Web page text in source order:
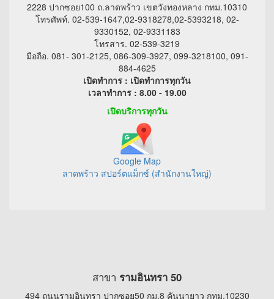
2228 ปากซอย100 ถ.ลาดพร้าว เขตวังทองหลาง กทม.10310
โทรศัพท์. 02-539-1647,02-9318278,02-5393218, 02-
9330152, 02-9331183
โทรสาร. 02-539-3219
มือถือ. 081- 301-2125, 086-309-3927, 099-3218100, 091-
884-4625
เปิดทำการ : เปิดทำการทุกวัน
เวลาทำการ : 8.00 - 19.00
เปิดบริการทุกวัน
Google Map
ลาดพร้าว สปอร์ตแม็กซ์ (สำนักงานใหญ่)
สาขา รามอินทรา 50
494 ถนนรามอินทรา ปากซอย50 กม.8 คันนายาว กทม.10230